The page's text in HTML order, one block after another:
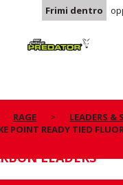
Frimi dentro
Predator
RAGE
LEADERS &
POINT READY TIED
POINT
LEADERS